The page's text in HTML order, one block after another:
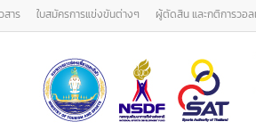
สาร ใบสมัครการแข่งขันต่างๆ ผู้ตัดสิน และกติการวอ